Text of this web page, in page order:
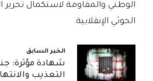
الوطني والمقاومة لاستكمال
الحوثي الإنقلابية.
الخبر السابق
التعذيب